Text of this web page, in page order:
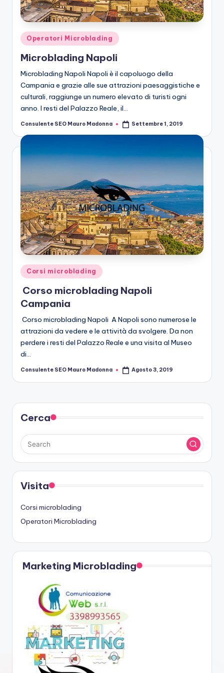
g
M
ic
o
b
n
di
n
g
M
ic
r
o
b
le
di
n
g
Posted
in
Operatori Microblading
Microblading Napoli
Microblading Napoli Napoli è il capoluogo della
Campania e grazie alle sue attrazioni paesaggistiche e
culturali, raggiunge un numero elevato di turisti ogni
anno. I resti del Palazzo Reale, il…
Posted
Consulente SEO Mauro Madonna Settembre 1, 2019
Posted
in
Corsi microblading
Corso microblading Napoli
Campania
Corso microblading Napoli A Napoli sono numerose le
attrazioni da vedere e le attività da svolgere. Da non
perdere i resti del Palazzo Reale e una visita al Museo
di…
Posted
Consulente SEO Mauro Madonna Agosto 3, 2019
Cerca
Visita
Corsi microblading
Operatori Microblading
Marketing Microblading